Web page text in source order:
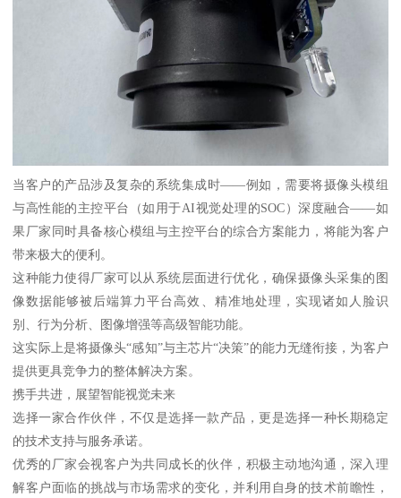
当客户的产品涉及复杂的系统集成时——例如，需要将摄像头模组
与高性能的主控平台（如用于AI视觉处理的SOC）深度融合——如
果厂家同时具备核心模组与主控平台的综合方案能力，将能为客户
带来极大的便利。
这种能力使得厂家可以从系统层面进行优化，确保摄像头采集的图
像数据能够被后端算力平台高效、精准地处理，实现诸如人脸识
别、行为分析、图像增强等高级智能功能。
这实际上是将摄像头“感知”与主芯片“决策”的能力无缝衔接，为客户
提供更具竞争力的整体解决方案。
携手共进，展望智能视觉未来
选择一家合作伙伴，不仅是选择一款产品，更是选择一种长期稳定
的技术支持与服务承诺。
优秀的厂家会视客户为共同成长的伙伴，积极主动地沟通，深入理
解客户面临的挑战与市场需求的变化，并利用自身的技术前瞻性，